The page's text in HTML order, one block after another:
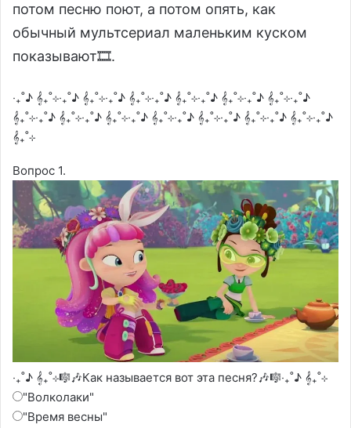
потом песню поют, а потом опять, как
обычный мультсериал маленьким куском
показывают🎞.
‧₊˚♪ 𝄞₊˚⊹‧₊˚♪ 𝄞₊˚⊹‧₊˚♪ 𝄞₊˚⊹‧₊˚♪ 𝄞₊˚⊹‧₊˚♪ 𝄞₊˚⊹‧₊˚♪ 𝄞₊˚⊹‧₊˚♪
𝄞₊˚⊹‧₊˚♪ 𝄞₊˚⊹‧₊˚♪ 𝄞₊˚⊹‧₊˚♪ 𝄞₊˚⊹‧₊˚♪ 𝄞₊˚⊹‧₊˚♪ 𝄞₊˚⊹‧₊˚♪ 𝄞₊˚⊹‧₊˚♪
𝄞₊˚⊹
Вопрос 1.
‧₊˚♪ 𝄞₊˚⊹🎼🎶Как называется вот эта песня?🎶🎼‧₊˚♪ 𝄞₊˚⊹
"Волколаки"
"Время весны"